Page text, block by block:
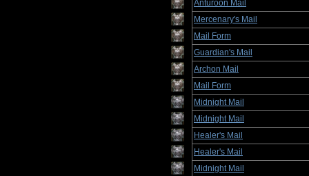
Anturoon Mail
Mercenary's Mail
Mail Form
Guardian's Mail
Archon Mail
Mail Form
Midnight Mail
Midnight Mail
Healer's Mail
Healer's Mail
Midnight Mail